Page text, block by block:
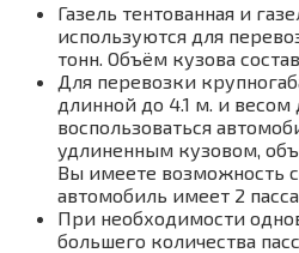
Газель тентованная и
используются для
тонн. Объём кузова
Для перевозки
длинной до 4.1 м. и
воспользоваться
удлиненным кузовом,
Вы имеете возможность
автомобиль имеет 2
При необходимости
большего количества